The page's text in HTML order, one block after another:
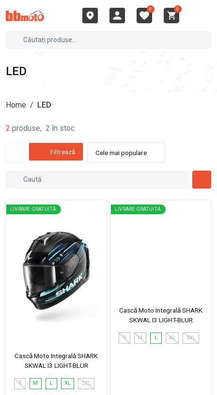
0 0
LED
Home / LED
2 produse, 2 în stoc
Filtrează Cele mai populare
LIVRARE GRATUITĂ
Cască Moto Integrală SHARK
SKWAL I3 LIGHT-BLUR
S M L XL 2XL
LIVRARE GRATUITĂ
Cască Moto Integrală SHARK
SKWAL I3 LIGHT-BLUR
S M L XL 2XL